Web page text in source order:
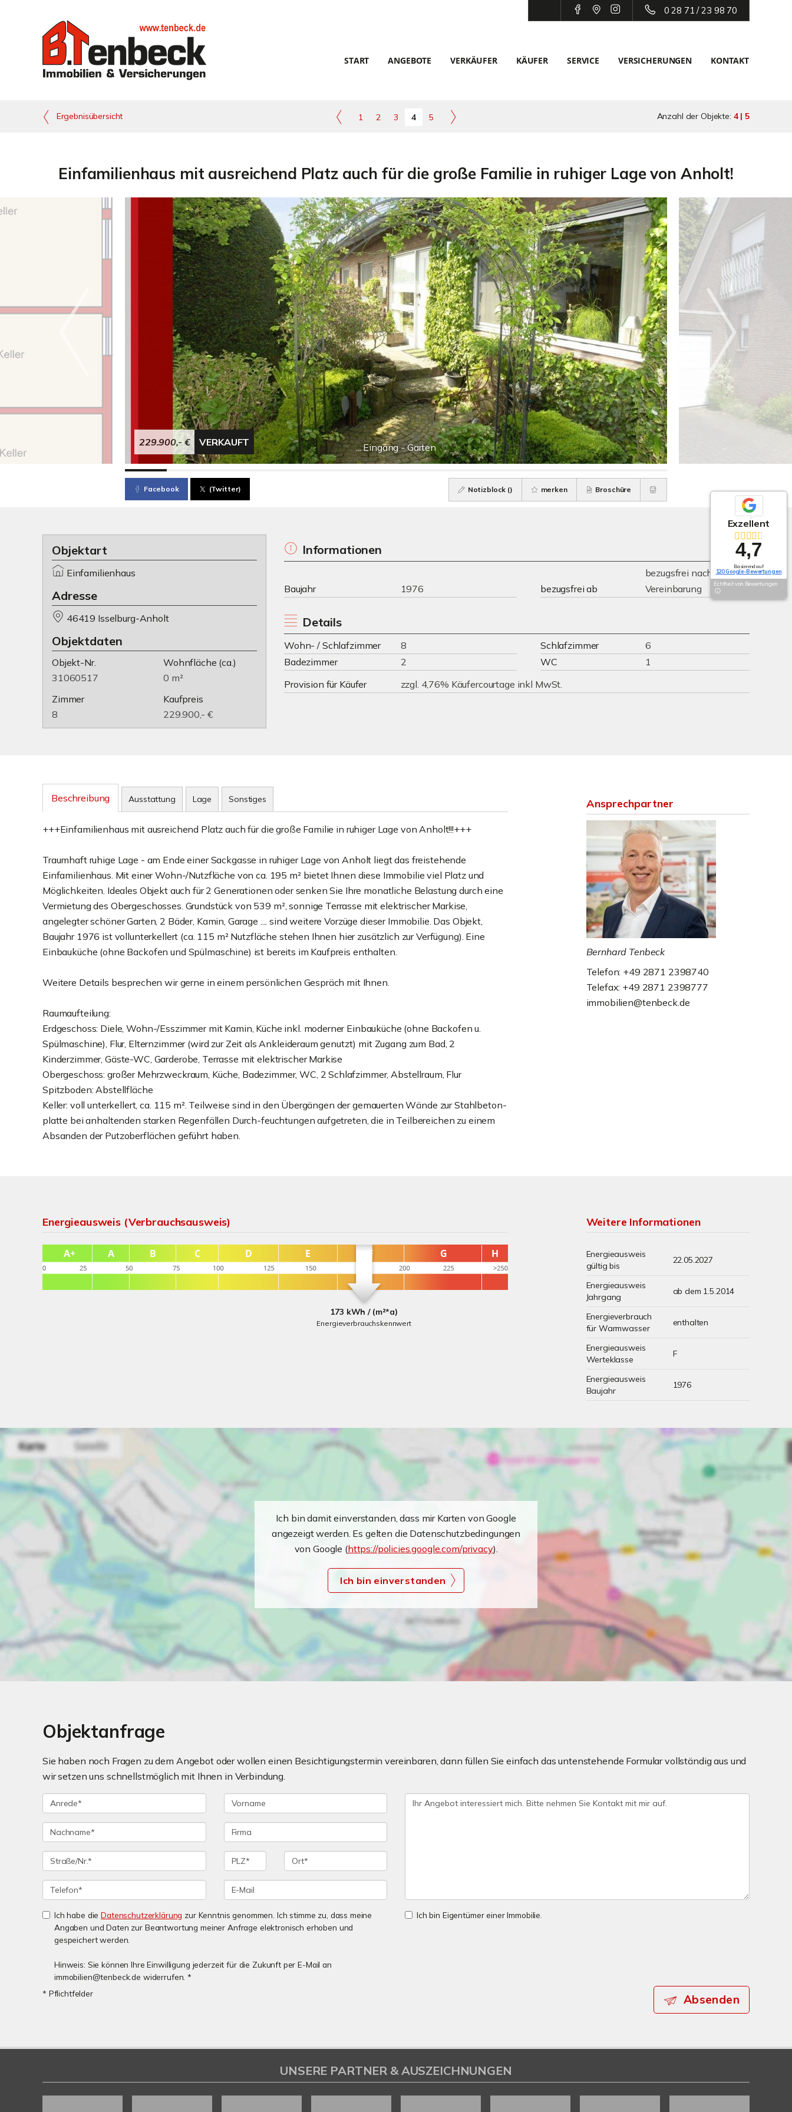
0 28 71 / 23 98 70
START ANGEBOTE VERKÄUFER KÄUFER SERVICE VERSICHERUNGEN KONTAKT
Ergebnisübersicht 1 2 3 4 5 Anzahl der Objekte: 4 | 5
Einfamilienhaus mit ausreichend Platz auch für die große Familie in ruhiger Lage von Anholt!
... Eingang - Garten
229.900,- € VERKAUFT
Facebook (Twitter) Notizblock () merken Broschüre
Objektart
Einfamilienhaus
Adresse
46419 Isselburg-Anholt
Objektdaten
Objekt-Nr.
31060517
Wohnfläche (ca.)
0 m²
Zimmer
8
Kaufpreis
229.900,- €
Informationen
Baujahr 1976 bezugsfrei ab
bezugsfrei nach
Vereinbarung
Details
Wohn- / Schlafzimmer 8 Schlafzimmer
6
Badezimmer
2 WC
1
Provision für Käufer
zzgl. 4,76% Käufercourtage inkl MwSt.
Beschreibung Ausstattung Lage Sonstiges
+++Einfamilienhaus mit ausreichend Platz auch für die große Familie in ruhiger Lage von Anholt!!!+++
Traumhaft ruhige Lage - am Ende einer Sackgasse in ruhiger Lage von Anholt liegt das freistehende
Einfamilienhaus. Mit einer Wohn-/Nutzfläche von ca. 195 m² bietet Ihnen diese Immobilie viel Platz und
Möglichkeiten. Ideales Objekt auch für 2 Generationen oder senken Sie Ihre monatliche Belastung durch eine
Vermietung des Obergeschosses. Grundstück von 539 m², sonnige Terrasse mit elektrischer Markise,
angelegter schöner Garten, 2 Bäder, Kamin, Garage .... sind weitere Vorzüge dieser Immobilie. Das Objekt,
Baujahr 1976 ist vollunterkellert (ca. 115 m² Nutzfläche stehen Ihnen hier zusätzlich zur Verfügung). Eine
Einbauküche (ohne Backofen und Spülmaschine) ist bereits im Kaufpreis enthalten.
Weitere Details besprechen wir gerne in einem persönlichen Gespräch mit Ihnen.
Raumaufteilung:
Erdgeschoss: Diele, Wohn-/Esszimmer mit Kamin, Küche inkl. moderner Einbauküche (ohne Backofen u.
Spülmaschine), Flur, Elternzimmer (wird zur Zeit als Ankleideraum genutzt) mit Zugang zum Bad, 2
Kinderzimmer, Gäste-WC, Garderobe, Terrasse mit elektrischer Markise
Obergeschoss: großer Mehrzweckraum, Küche, Badezimmer, WC, 2 Schlafzimmer, Abstellraum, Flur
Spitzboden: Abstellfläche
Keller: voll unterkellert, ca. 115 m². Teilweise sind in den Übergängen der gemauerten Wände zur Stahlbeton-
platte bei anhaltenden starken Regenfällen Durch-feuchtungen aufgetreten, die in Teilbereichen zu einem
Absanden der Putzoberflächen geführt haben.
Ansprechpartner
Bernhard Tenbeck
Telefon: +49 2871 2398740
Telefax: +49 2871 2398777
immobilien@tenbeck.de
Energieausweis (Verbrauchsausweis)
173 kWh / (m²*a)
Energieverbrauchskennwert
Weitere Informationen
Energieausweis
gültig bis
22.05.2027
Energieausweis
Jahrgang
ab dem 1.5.2014
Energieverbrauch
für Warmwasser
enthalten
Energieausweis
Werteklasse
F
Energieausweis
Baujahr
1976
Ich bin damit einverstanden, dass mir Karten von Google
angezeigt werden. Es gelten die Datenschutzbedingungen
von Google (https://policies.google.com/privacy).
Ich bin einverstanden
Objektanfrage
Sie haben noch Fragen zu dem Angebot oder wollen einen Besichtigungstermin vereinbaren, dann füllen Sie einfach das untenstehende Formular vollständig aus und
wir setzen uns schnellstmöglich mit Ihnen in Verbindung.
Ich habe dieDatenschutzerklärung zur Kenntnis genommen. Ich stimme zu, dass meine
Angaben und Daten zur Beantwortung meiner Anfrage elektronisch erhoben und
gespeichert werden.
Hinweis: Sie können Ihre Einwilligung jederzeit für die Zukunft per E-Mail an
immobilien@tenbeck.de widerrufen. *
Ich bin Eigentümer einer Immobilie.
* Pflichtfelder Absenden
Exzellent
4,7
Basierend auf
120 Google-Bewertungen
Echtheit von Bewertungen
UNSERE PARTNER & AUSZEICHNUNGEN